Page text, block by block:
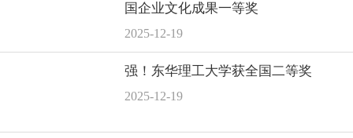
国企业文化成果一等奖
2025-12-19
强！东华理工大学获全国二等奖
2025-12-19